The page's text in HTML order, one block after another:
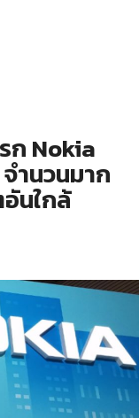
ก Nokia
ำนวนมาก
นใกล้